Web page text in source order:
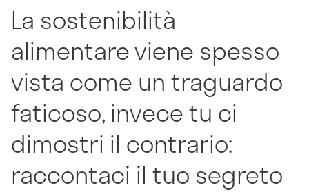
La sostenibilità
alimentare viene spesso
vista come un traguardo
faticoso, invece tu ci
dimostri il contrario:
raccontaci il tuo segreto